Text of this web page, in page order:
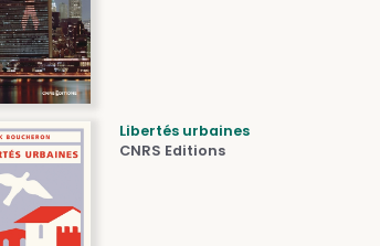
Libertés urbaines
CNRS Editions